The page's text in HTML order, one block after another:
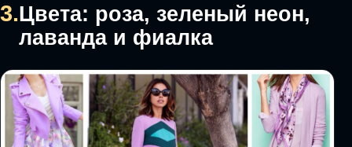
3.Цвета: роза, зеленый неон,
лаванда и фиалка